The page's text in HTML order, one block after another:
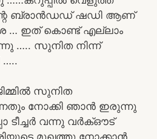
ബ്രാൻഡഡ് ഷഡി ആണ്
… ഇത് കൊണ്ട് എല്ലാം
….. സുനിത നിന്ന്
…..
സുനിത
നോക്കി ഞാൻ ഇരുന്നു
ടീച്ചർ വന്നു വർക്ഔട്
മുഖത്തു നോക്കാൻ